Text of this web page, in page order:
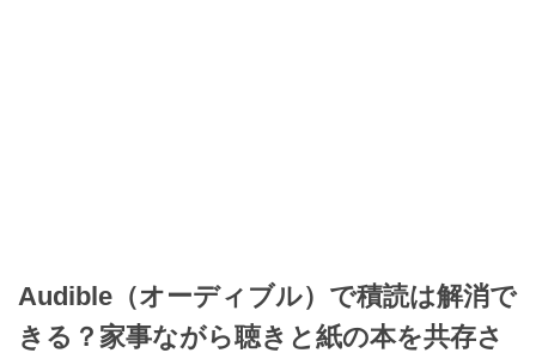
Audible（オーディブル）で積読は解消で
きる？家事ながら聴きと紙の本を共存さ